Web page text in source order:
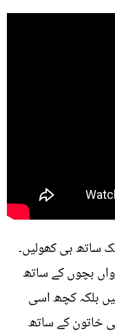
ساتھ ہی کھولیں۔
بچوں کے ساتھ
بلکہ کچھ اسی
خاتون کے ساتھ